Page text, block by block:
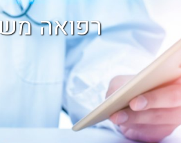
רפואה